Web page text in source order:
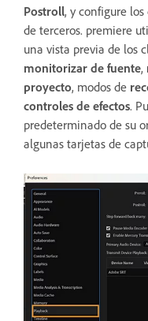
Postroll, y configure
de terceros. premiere
una vista previa de los
monitorizar de fuente,
proyecto, modos de
controles de efectos.
predeterminado de su
algunas tarjetas de